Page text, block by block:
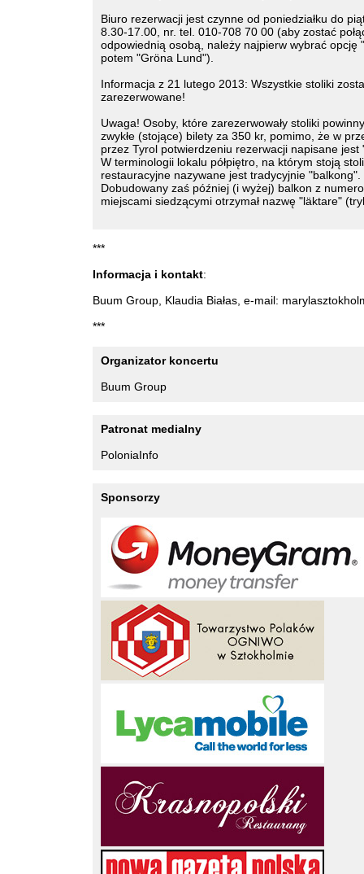
Biuro rezerwacji jest czynne od poniedziałku do
8.30-17.00, nr. tel. 010-708 70 00 (aby zostać
odpowiednią osobą, należy najpierw wybrać opcję
potem "Gröna Lund").
Informacja z 21 lutego 2013: Wszystkie stoliki
zarezerwowane!
Uwaga! Osoby, które zarezerwowały stoliki
zwykłe (stojące) bilety za 350 kr, pomimo, że w
przez Tyrol potwierdzeniu rezerwacji napisane jest
W terminologii lokalu półpiętro, na którym stoją
restauracyjne nazywane jest tradycyjnie "balkong".
Dobudowany zaś później (i wyżej) balkon z
miejscami siedzącymi otrzymał nazwę "läktare"
***
Informacja i kontakt:
Buum Group, Klaudia Białas, e-mail:
***
Organizator koncertu
Buum Group
Patronat medialny
PoloniaInfo
Sponsorzy